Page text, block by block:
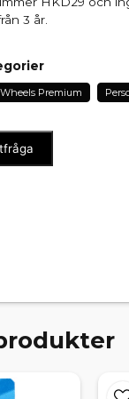
3 år.
Premium